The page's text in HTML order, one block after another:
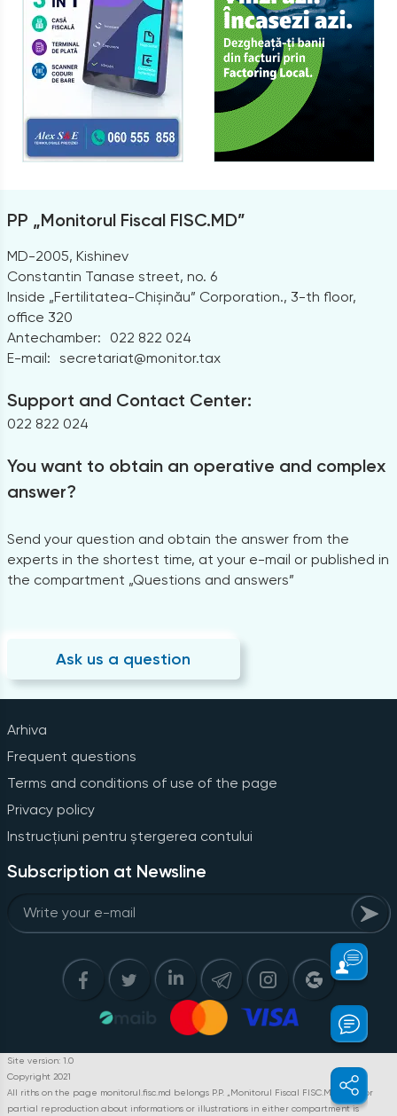
PP „Monitorul Fiscal FISC.MD”
MD-2005, Kishinev
Constantin Tanase street, no. 6
Inside „Fertilitatea-Chișinău” Corporation., 3-th floor,
office 320
Antechamber:
022 822 024
E-mail: secretariat@monitor.tax
Support and Contact Center:
022 822 024
You want to obtain an operative and complex
answer?
Send your question and obtain the answer from the
experts in the shortest time, at your e-mail or published in
the compartment „Questions and answers”
Ask us a question
Arhiva
Frequent questions
Terms and conditions of use of the page
Privacy policy
Instrucțiuni pentru ștergerea contului
Subscription at Newsline
Site version: 1.0
Copyright 2021
All riths on the page monitorul.fisc.md belongs P.P. „Monitorul Fiscal FISC.MD”. Full or
partial reproduction about informations or illustrations in either compartment is